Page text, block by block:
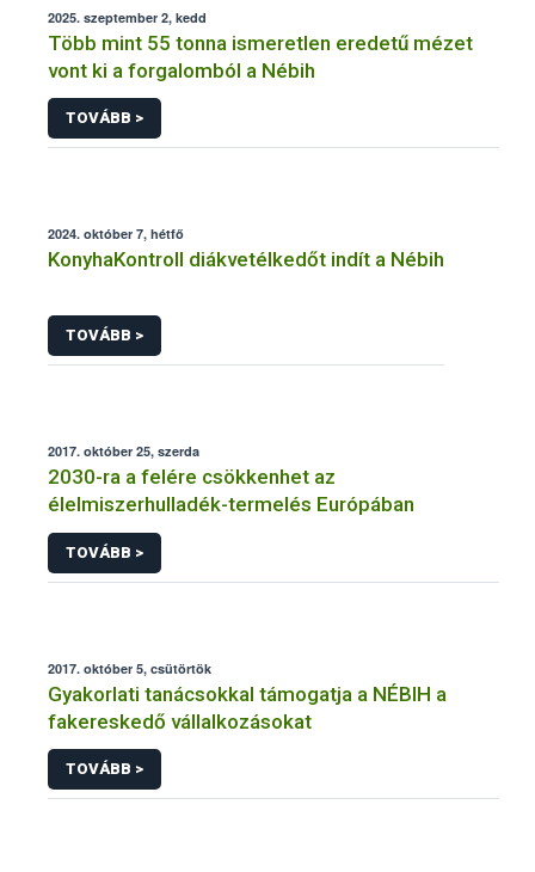
2025. szeptember 2, kedd
Több mint 55 tonna ismeretlen eredetű mézet
vont ki a forgalomból a Nébih
TOVÁBB >
2024. október 7, hétfő
KonyhaKontroll diákvetélkedőt indít a Nébih
TOVÁBB >
2017. október 25, szerda
2030-ra a felére csökkenhet az
élelmiszerhulladék-termelés Európában
TOVÁBB >
2017. október 5, csütörtök
Gyakorlati tanácsokkal támogatja a NÉBIH a
fakereskedő vállalkozásokat
TOVÁBB >